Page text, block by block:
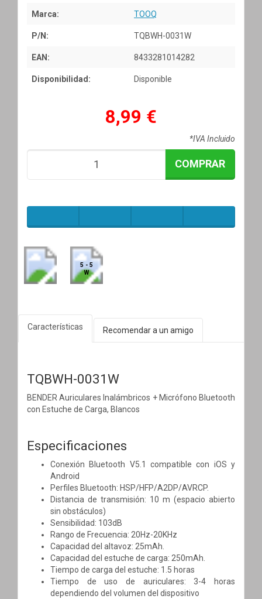
Marca: TOOQ
P/N: TQBWH-0031W
EAN: 8433281014282
Disponibilidad: Disponible
8,99 €
*IVA Incluido
COMPRAR
5 - 5
W
Características Recomendar a un amigo
TQBWH-0031W
BENDER Auriculares Inalámbricos + Micrófono Bluetooth
con Estuche de Carga, Blancos
Especificaciones
Conexión Bluetooth V5.1 compatible con iOS y
Android
Perfiles Bluetooth: HSP/HFP/A2DP/AVRCP.
Distancia de transmisión: 10 m (espacio abierto
sin obstáculos)
Sensibilidad: 103dB
Rango de Frecuencia: 20Hz-20KHz
Capacidad del altavoz: 25mAh.
Capacidad del estuche de carga: 250mAh.
Tiempo de carga del estuche: 1.5 horas
Tiempo de uso de auriculares: 3-4 horas
dependiendo del volumen del dispositivo